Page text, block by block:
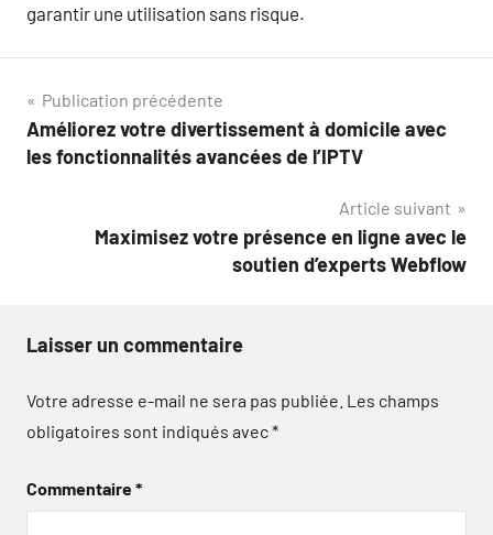
garantir une utilisation sans risque.
Navigation
de
Publication précédente
Améliorez votre divertissement à domicile avec
les fonctionnalités avancées de l’IPTV
Article suivant
Maximisez votre présence en ligne avec le
soutien d’experts Webflow
Laisser un commentaire
Votre adresse e-mail ne sera pas publiée. Les champs
obligatoires sont indiqués avec*
Commentaire*